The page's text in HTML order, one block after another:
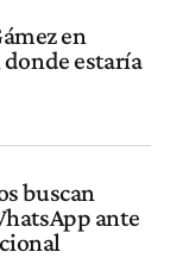
en
estaría
buscan
ante